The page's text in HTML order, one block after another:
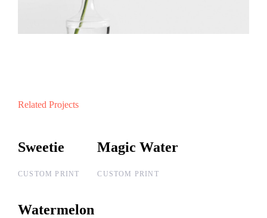
Related Projects
Sweetie
Sweetie
CUSTOM PRINT
Magic Water
Magic Water
CUSTOM PRINT
Watermelon
Watermelon